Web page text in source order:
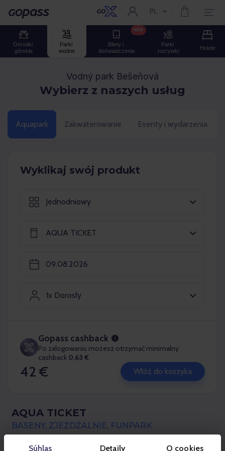
Súhlas Detaily O cookies
Gopass Aktualny język:
PL
Ośrodki
górskie
Parki
wodne
Bilety i
doświadczenia
NEW
Parki
rozrywki
Hotele
Vodný park Bešeňová
Wybierz z naszych usług
Aquapark Zakwaterowanie Eventy i wydarzenia
Wyklikaj swój produkt
Jednodniowy
AQUA TICKET
1x Dorosły
Gopass cashback
Po zalogowaniu możesz otrzymać minimalny
cashback 0,63 €
42 € Włóż do koszyka
AQUA TICKET
BASENY, ZJEŻDŻALNIE, FUNPARK